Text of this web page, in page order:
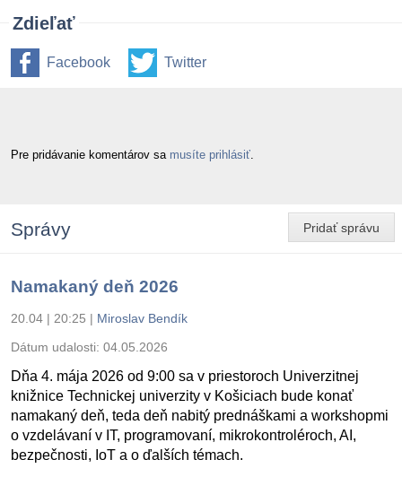
Zdieľať
Facebook Twitter
Pre pridávanie komentárov sa musíte prihlásiť.
Pridať správu
Správy
Namakaný deň 2026
20.04 | 20:25 | Miroslav Bendík
Dátum udalosti: 04.05.2026
Dňa 4. mája 2026 od 9:00 sa v priestoroch Univerzitnej
knižnice Technickej univerzity v Košiciach bude konať
namakaný deň, teda deň nabitý prednáškami a workshopmi
o vzdelávaní v IT, programovaní, mikrokontroléroch, AI,
bezpečnosti, IoT a o ďalších témach.